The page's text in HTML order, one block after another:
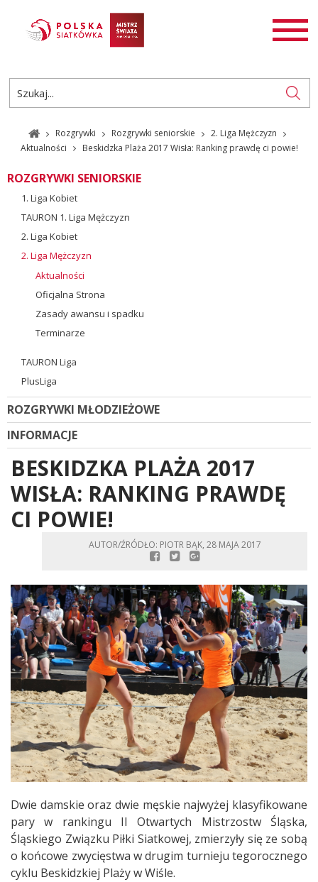
AKTUALNOŚCI
ROZGRYWKI
PL
EN
Rozgrywki Rozgrywki seniorskie
2. Liga Mężczyzn
Aktualności
Beskidzka Plaża 2017 Wisła: Ranking prawdę ci powie!
ROZGRYWKI SENIORSKIE
1. Liga Kobiet
TAURON 1. Liga Mężczyzn
2. Liga Kobiet
2. Liga Mężczyzn
Aktualności
Oficjalna Strona
Zasady awansu i spadku
Terminarze
TAURON Liga
PlusLiga
ROZGRYWKI MŁODZIEŻOWE
INFORMACJE
BESKIDZKA PLAŻA 2017
WISŁA: RANKING PRAWDĘ
CI POWIE!
AUTOR/ŹRÓDŁO: PIOTR BĄK, 28 MAJA 2017
Dwie damskie oraz dwie męskie najwyżej klasyfikowane
pary w rankingu II Otwartych Mistrzostw Śląska,
Śląskiego Związku Piłki Siatkowej, zmierzyły się ze sobą
o końcowe zwycięstwa w drugim turnieju tegorocznego
cyklu Beskidzkiej Plaży w Wiśle.